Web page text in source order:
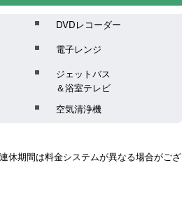
DVDレコーダー
電子レンジ
ジェットバス
＆浴室テレビ
空気清浄機
休期間は料金システムが異なる場合がござ